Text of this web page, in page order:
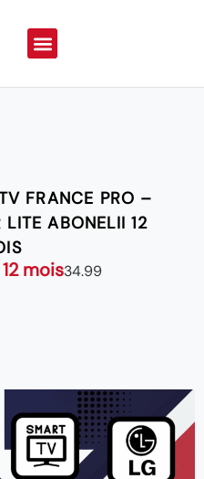
FRANCE PRO –
LITE ABONELII 12
mois34.99